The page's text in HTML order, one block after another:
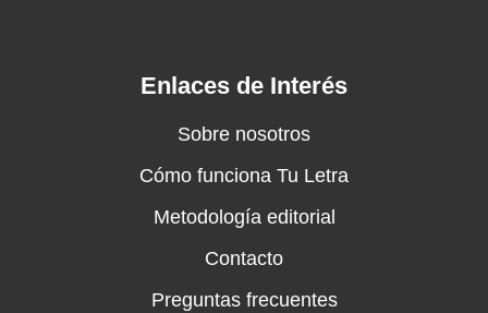
Enlaces de Interés
Sobre nosotros
Cómo funciona Tu Letra
Metodología editorial
Contacto
Preguntas frecuentes